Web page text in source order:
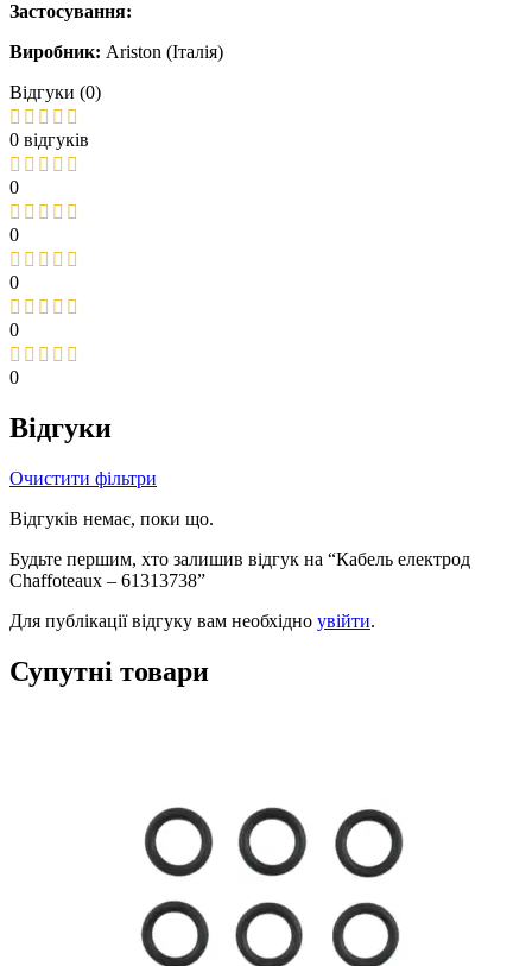
Застосування:
Виробник: Ariston (Італія)
Відгуки (0)
0 відгуків
0
0
0
0
0
Відгуки
Очистити фільтри
Відгуків немає, поки що.
Будьте першим, хто залишив відгук на “Кабель електрод
Chaffoteaux – 61313738”
Для публікації відгуку вам необхідно увійти.
Супутні товари